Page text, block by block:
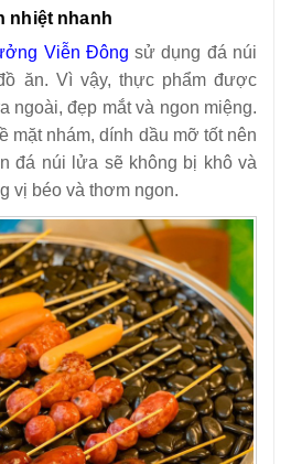
nhiệt nhanh
Viễn Đông sử dụng đá núi
ăn. Vì vậy, thực phẩm được
ngoài, đẹp mắt và ngon miệng.
mặt nhám, dính dầu mỡ tốt nên
đá núi lửa sẽ không bị khô và
vị béo và thơm ngon.